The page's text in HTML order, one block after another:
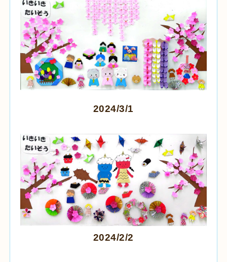
2024/3/1
2024/2/2